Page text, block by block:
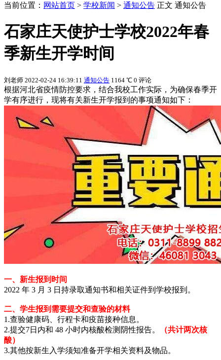
当前位置： 网站首页 > 学校新闻 > 通知公告 正文 通知公告
石家庄天使护士学校2022年春
季新生开学时间
刘老师 2022-02-24 16:39:11 通知公告 1164 ℃ 0 评论
根据河北省疫情防控要求，结合我校工作实际，为确保春季开
学有序进行，现将有关新生开学报到的事项通知如下：
一、新生报到时间
2022 年 3 月 3 日持录取通知书和相关证件到学校报到。
二、学生报到需要提交和查验的材料
1.查验健康码、行程卡和疫苗接种信息。
2.提交7日内和 48 小时内核酸检测阴性报告。
（共计两次核
酸）
3.其他按新生入学须知准备开学相关资料及物品。